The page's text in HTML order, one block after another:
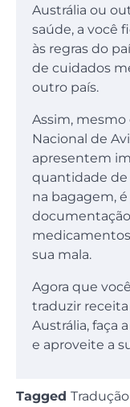
Austrália ou
saúde, a você
às regras do
de cuidados
outro país.
Assim, mesmo
Nacional de
apresentem
quantidade de
na bagagem,
sua mala.
Agora que
traduzir
Austrália, faça
e aproveite a
Tagged